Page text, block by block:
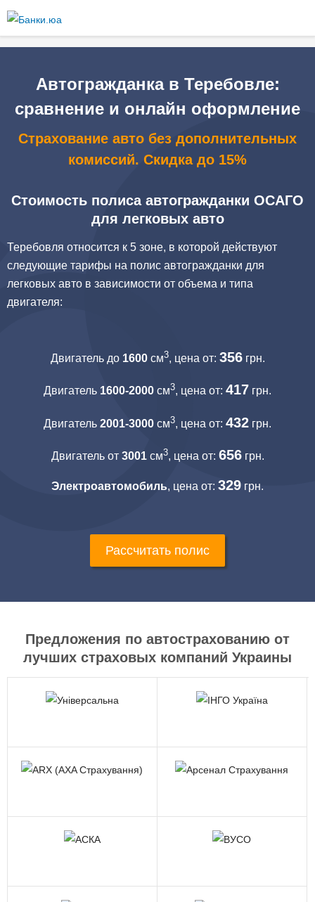
содержанию
Автогражданка в Теребовле:
сравнение и онлайн оформление
Страхование авто без дополнительных
комиссий. Скидка до 15%
Стоимость полиса автогражданки ОСАГО
для легковых авто
Теребовля относится к 5 зоне, в которой действуют
следующие тарифы на полис автогражданки для
легковых авто в зависимости от объема и типа
двигателя:
Двигатель до 1600см3, цена от: 356грн.
Двигатель 1600-2000 см3, цена от: 417 грн.
Двигатель 2001-3000 см3, цена от: 432 грн.
Двигатель от 3001см3, цена от: 656грн.
Электроавтомобиль, цена от: 329 грн.
Рассчитать полис
Предложения по автострахованию от
лучших страховых компаний Украины